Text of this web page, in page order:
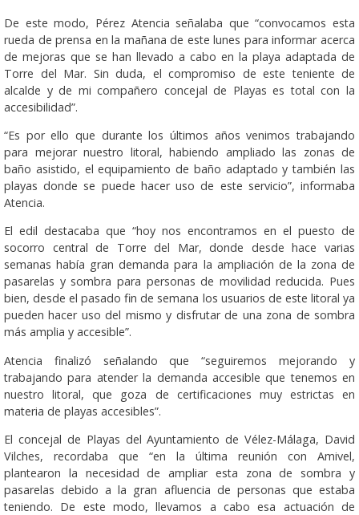
De este modo, Pérez Atencia señalaba que “convocamos esta
rueda de prensa en la mañana de este lunes para informar acerca
de mejoras que se han llevado a cabo en la playa adaptada de
Torre del Mar. Sin duda, el compromiso de este teniente de
alcalde y de mi compañero concejal de Playas es total con la
accesibilidad”.
“Es por ello que durante los últimos años venimos trabajando
para mejorar nuestro litoral, habiendo ampliado las zonas de
baño asistido, el equipamiento de baño adaptado y también las
playas donde se puede hacer uso de este servicio”, informaba
Atencia.
El edil destacaba que “hoy nos encontramos en el puesto de
socorro central de Torre del Mar, donde desde hace varias
semanas había gran demanda para la ampliación de la zona de
pasarelas y sombra para personas de movilidad reducida. Pues
bien, desde el pasado fin de semana los usuarios de este litoral ya
pueden hacer uso del mismo y disfrutar de una zona de sombra
más amplia y accesible”.
Atencia finalizó señalando que “seguiremos mejorando y
trabajando para atender la demanda accesible que tenemos en
nuestro litoral, que goza de certificaciones muy estrictas en
materia de playas accesibles”.
El concejal de Playas del Ayuntamiento de Vélez-Málaga, David
Vilches, recordaba que “en la última reunión con Amivel,
plantearon la necesidad de ampliar esta zona de sombra y
pasarelas debido a la gran afluencia de personas que estaba
teniendo. De este modo, llevamos a cabo esa actuación de